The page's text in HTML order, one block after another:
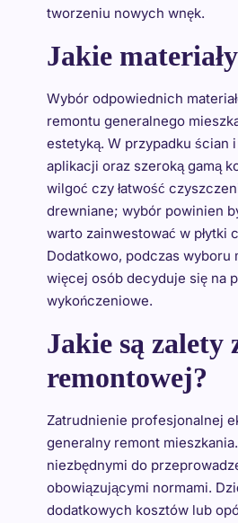
tworzeniu nowych wnęk.
Jakie
Wybór odpowiednich
remontu generalnego
estetyką. W przypadku ścian
aplikacji oraz szeroką gamą
wilgoć czy łatwość
drewniane; wybór powinien
warto zainwestować w płytki
Dodatkowo, podczas wyboru
więcej osób decyduje się na
wykończeniowe.
Jakie są
remontowej?
Zatrudnienie profesjonalnej
generalny remont
niezbędnymi do
obowiązującymi normami.
dodatkowych kosztów lub